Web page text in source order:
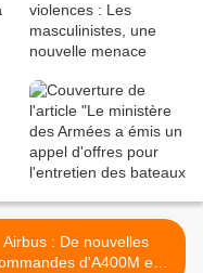
Airbus : De nouvelles
d'A400M en